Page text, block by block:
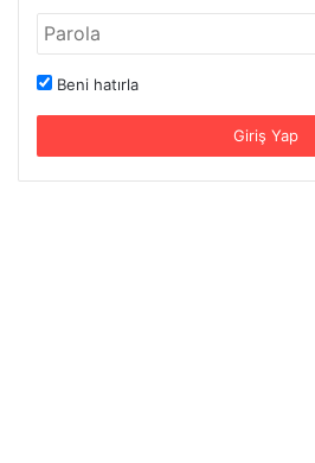
Beni hatırla
Giriş Yap